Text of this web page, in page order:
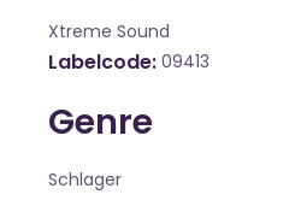
Xtreme Sound
Labelcode 09413
Genre
Schlager